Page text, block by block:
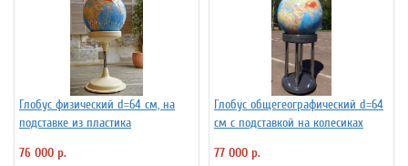
Глобус физический d=64 см, на
подставке из пластика
76 000 р.
Глобус общегеографический d=64
см с подставкой на колесиках
77 000 р.